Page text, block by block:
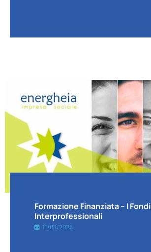
Formazione Finanziata – I Fondi
Interprofessionali
11/08/2025